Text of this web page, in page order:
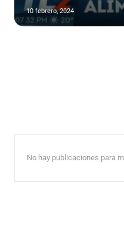
10 febrero, 2024
No hay publicaciones para